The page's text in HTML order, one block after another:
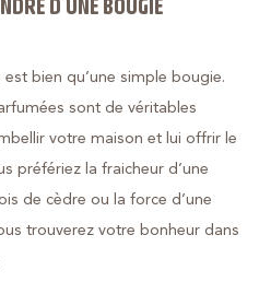
bien qu’une simple bougie.
sont de véritables
votre maison et lui offrir le
préfériez la fraicheur d’une
de cèdre ou la force d’une
trouverez votre bonheur dans